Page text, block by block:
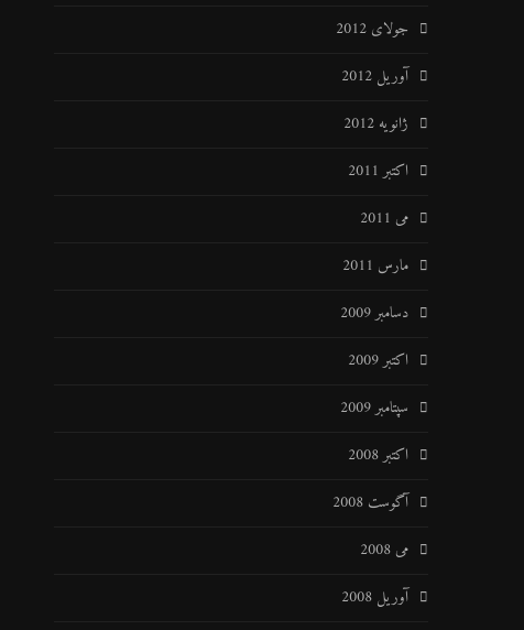
جولای 2012
آوریل 2012
ژانویه 2012
اکتبر 2011
می 2011
مارس 2011
دسامبر 2009
اکتبر 2009
سپتامبر 2009
اکتبر 2008
آگوست 2008
می 2008
آوریل 2008